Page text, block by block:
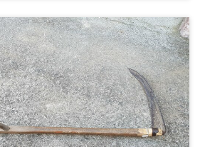
("soga") inserita
posta sul tetto appena
Un uomo lavorava sul
o una donna, o un
sulla soffitta.
due braccia, veniva
sul mucchio di fieno e